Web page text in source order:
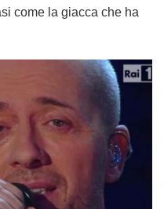
come la giacca che ha